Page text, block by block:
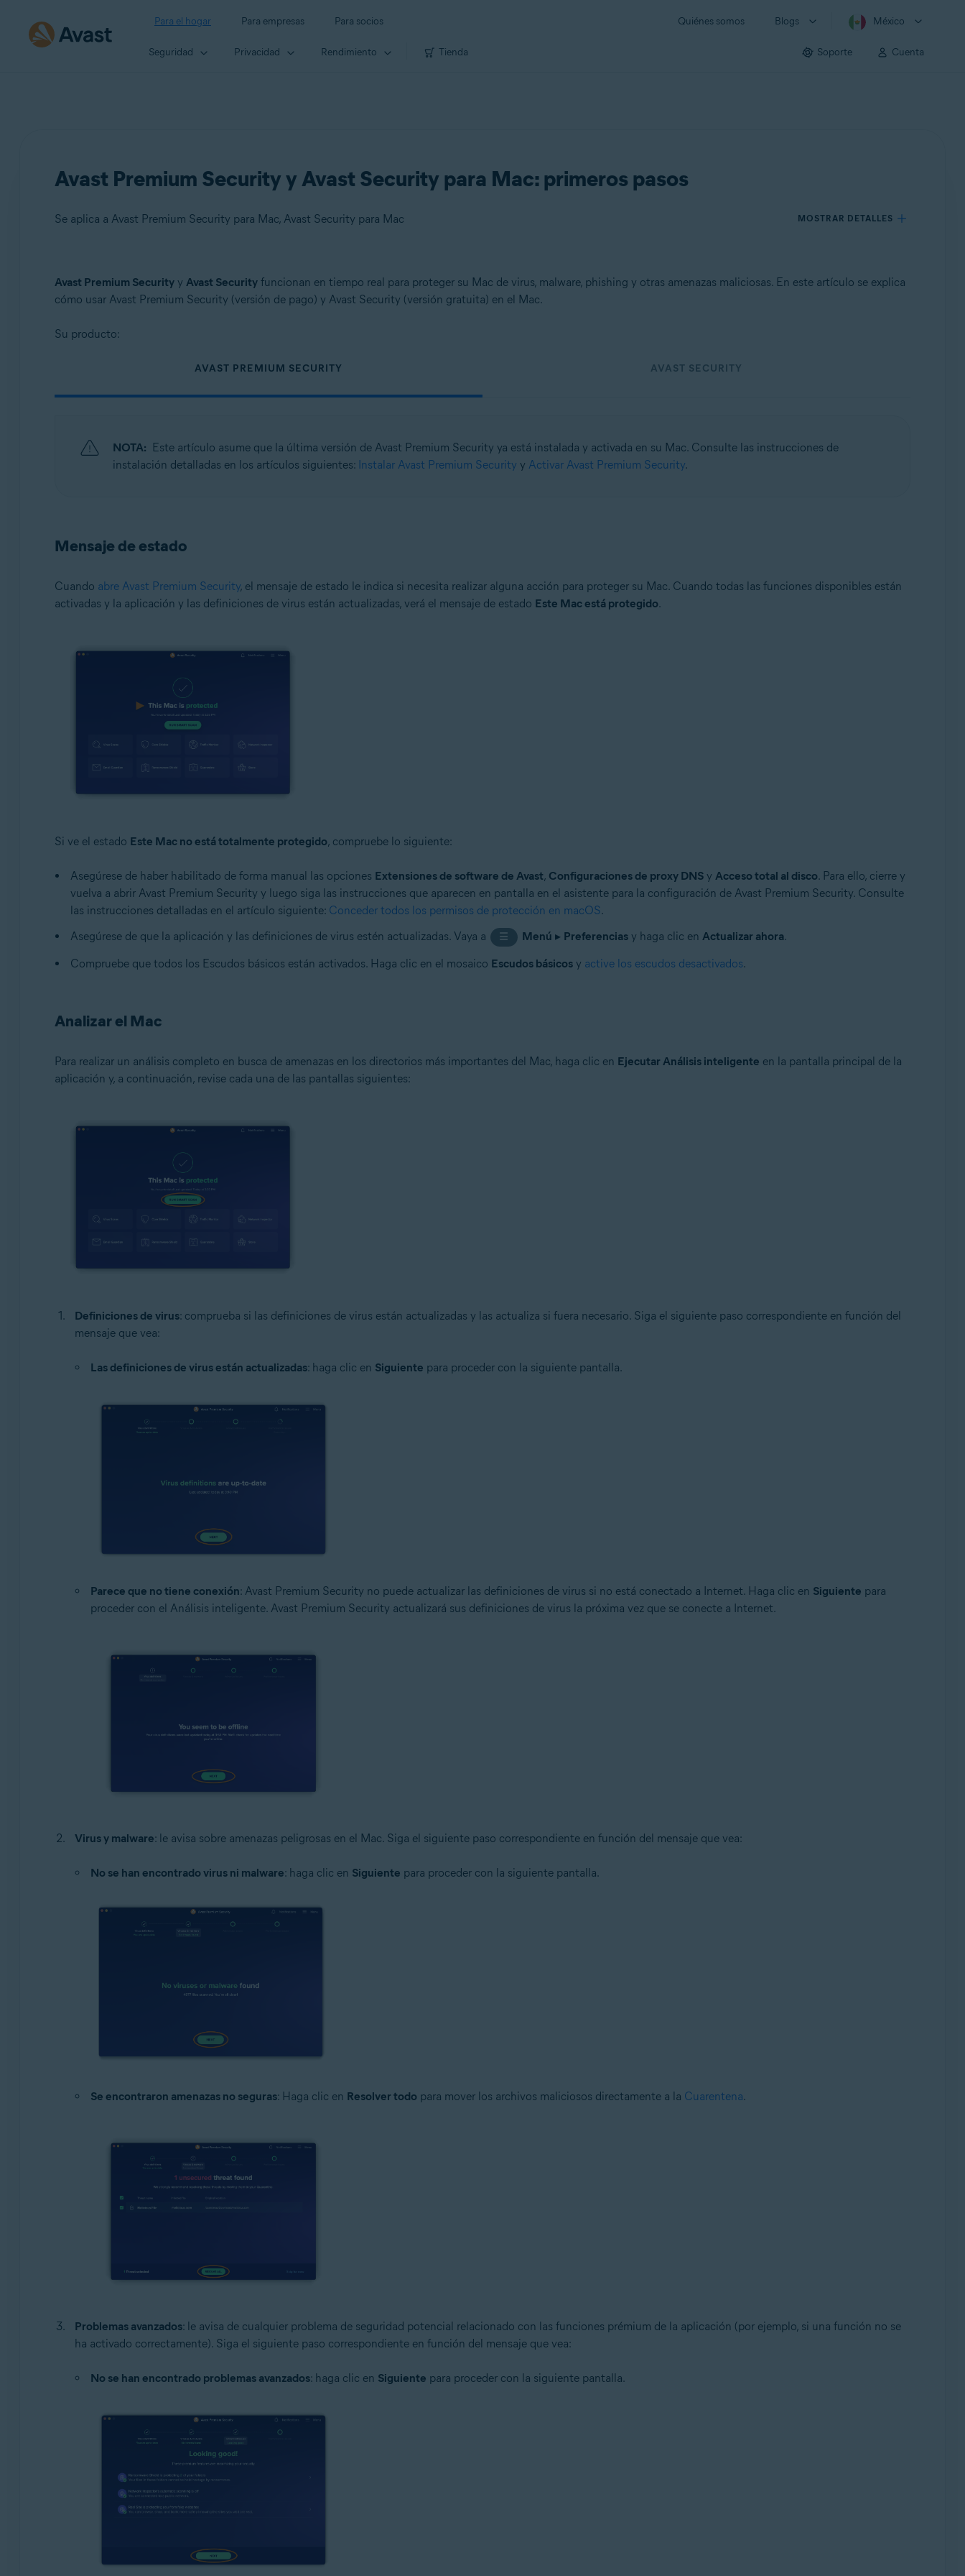
Para el hogar Para empresas Para socios Quiénes somos Blogs México
Seguridad Privacidad Rendimiento Tienda Soporte Cuenta
Avast Premium Security y Avast Security para Mac: primeros pasos
Se aplica a Avast Premium Security para Mac, Avast Security para Mac MOSTRAR DETALLES
Productos:
Avast Premium Security 15.x para Mac
Apple macOS 13.x (Ventura)
Apple macOS 10.14.x (Mojave)
Apple macOS 10.13.x (High Sierra)
Avast Premium Securityy Avast Securityfuncionan en tiempo real para proteger su Mac de virus, malware, phishing y otras amenazas maliciosas. En este artículo se explica
cómo usar Avast Premium Security (versión de pago) y Avast Security (versión gratuita) en el Mac.
Su producto:
AVAST PREMIUM SECURITY AVAST SECURITY
NOTA: Este artículo asume que la última versión de Avast Premium Security ya está instalada y activada en su Mac. Consulte las instrucciones de
instalación detalladas en los artículos siguientes: Instalar Avast Premium Security y Activar Avast Premium Security.
Mensaje de estado
Cuando abre Avast Premium Security, el mensaje de estado le indica si necesita realizar alguna acción para proteger su Mac. Cuando todas las funciones disponibles están
activadas y la aplicación y las definiciones de virus están actualizadas, verá el mensaje de estado Este Mac está protegido.
Si ve el estado Este Mac no está totalmente protegido, compruebe lo siguiente:
Asegúrese de haber habilitado de forma manual las opciones Extensiones de software de Avast, Configuraciones de proxy DNSy Acceso total al disco. Para ello, cierre y
vuelva a abrir Avast Premium Security y luego siga las instrucciones que aparecen en pantalla en el asistente para la configuración de Avast Premium Security. Consulte
las instrucciones detalladas en el artículo siguiente: Conceder todos los permisos de protección en macOS.
Asegúrese de que la aplicación y las definiciones de virus estén actualizadas. Vaya a
☰ Menú ▸ Preferencias y haga clic en Actualizar ahora.
Compruebe que todos los Escudos básicos están activados. Haga clic en el mosaico Escudos básicosy active los escudos desactivados.
Analizar el Mac
Para realizar un análisis completo en busca de amenazas en los directorios más importantes del Mac, haga clic en Ejecutar Análisis inteligente en la pantalla principal de la
aplicación y, a continuación, revise cada una de las pantallas siguientes:
Definiciones de virus: comprueba si las definiciones de virus están actualizadas y las actualiza si fuera necesario. Siga el siguiente paso correspondiente en función del
mensaje que vea:
Las definiciones de virus están actualizadas: haga clic en Siguiente para proceder con la siguiente pantalla.
Parece que no tiene conexión: Avast Premium Security no puede actualizar las definiciones de virus si no está conectado a Internet. Haga clic en Siguiente para
proceder con el Análisis inteligente. Avast Premium Security actualizará sus definiciones de virus la próxima vez que se conecte a Internet.
Virus y malware: le avisa sobre amenazas peligrosas en el Mac. Siga el siguiente paso correspondiente en función del mensaje que vea:
No se han encontrado virus ni malware: haga clic en Siguiente para proceder con la siguiente pantalla.
Se encontraron amenazas no seguras: Haga clic en Resolver todo para mover los archivos maliciosos directamente a la Cuarentena.
Problemas avanzados: le avisa de cualquier problema de seguridad potencial relacionado con las funciones prémium de la aplicación (por ejemplo, si una función no se
ha activado correctamente). Siga el siguiente paso correspondiente en función del mensaje que vea:
No se han encontrado problemas avanzados: haga clic en Siguiente para proceder con la siguiente pantalla.